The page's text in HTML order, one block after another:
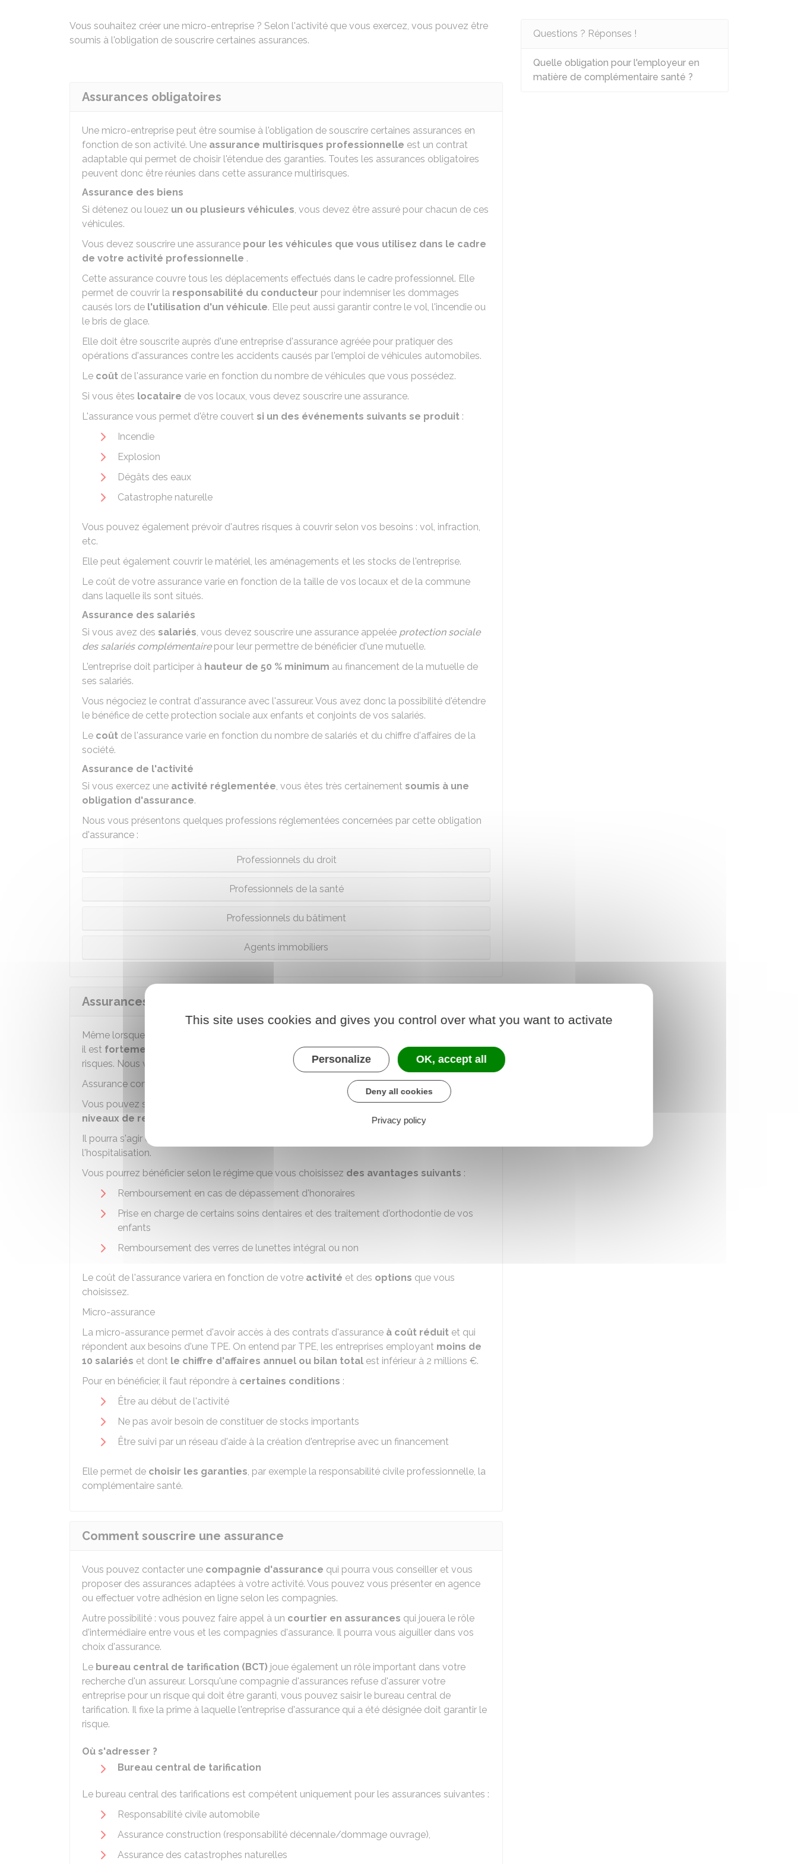
Vous souhaitez créer une micro-entreprise ? Selon l'activité que vous exercez, vous pouvez être
soumis à l'obligation de souscrire certaines assurances.
Assurances obligatoires
Une micro-entreprise peut être soumise à l'obligation de souscrire certaines assurances en
fonction de son activité. Une assurance multirisques professionnelle est un contrat
adaptable qui permet de choisir l'étendue des garanties. Toutes les assurances obligatoires
peuvent donc être réunies dans cette assurance multirisques.
Assurance des biens
Si détenez ou louez un ou plusieurs véhicules, vous devez être assuré pour chacun de ces
véhicules.
Vous devez souscrire une assurance pour les véhicules que vous utilisez dans le cadre
de votre activité professionnelle .
Cette assurance couvre tous les déplacements effectués dans le cadre professionnel. Elle
permet de couvrir la responsabilité du conducteur pour indemniser les dommages
causés lors de l'utilisation d'un véhicule. Elle peut aussi garantir contre le vol, l'incendie ou
le bris de glace.
Elle doit être souscrite auprès d'une entreprise d'assurance agréée pour pratiquer des
opérations d'assurances contre les accidents causés par l'emploi de véhicules automobiles.
Le coût de l'assurance varie en fonction du nombre de véhicules que vous possédez.
Si vous êtes locataire de vos locaux, vous devez souscrire une assurance.
L'assurance vous permet d'être couvert si un des événements suivants se produit :
Incendie
Explosion
Dégâts des eaux
Catastrophe naturelle
Vous pouvez également prévoir d'autres risques à couvrir selon vos besoins : vol, infraction,
etc.
Elle peut également couvrir le matériel, les aménagements et les stocks de l'entreprise.
Le coût de votre assurance varie en fonction de la taille de vos locaux et de la commune
dans laquelle ils sont situés.
Assurance des salariés
Si vous avez des salariés, vous devez souscrire une assurance appelée protection sociale
des salariés complémentairepour leur permettre de bénéficier d'une mutuelle.
L'entreprise doit participer à hauteur de 50 % minimum au financement de la mutuelle de
ses salariés.
Vous négociez le contrat d'assurance avec l'assureur. Vous avez donc la possibilité d'étendre
le bénéfice de cette protection sociale aux enfants et conjoints de vos salariés.
Le coût de l'assurance varie en fonction du nombre de salariés et du chiffre d'affaires de la
société.
Assurance de l'activité
Si vous exercez une activité réglementée, vous êtes très certainement soumis à une
obligation d'assurance.
Nous vous présentons quelques professions réglementées concernées par cette obligation
d'assurance :
Professionnels du droit
Professionnels de la santé
Professionnels du bâtiment
Agents immobiliers
Assurances facultatives
Même lorsque vous n'avez pas l'obligation de vous assurer pour votre activité ou votre local,
il est fortement recommandé de souscrire des assurancespour garantir certains
risques. Nous vous présentons quelques exemples.
Assurance complémentaire santé du micro-entrepreneur
Vous pouvez souscrire une assurance prévoyance santé qui vous permet de sélectionner des
niveaux de remboursements
sur les types de soins que vous choisissez.
Il pourra s'agir des soins de médecine, des équipement dentaires et optiques et de
l'hospitalisation.
Vous pourrez bénéficier selon le régime que vous choisissez des avantages suivants :
Remboursement en cas de dépassement d'honoraires
Prise en charge de certains soins dentaires et des traitement d'orthodontie de vos
enfants
Remboursement des verres de lunettes intégral ou non
Le coût de l'assurance variera en fonction de votre activité et des options que vous
choisissez.
Micro-assurance
La micro-assurance permet d'avoir accès à des contrats d'assurance à coût réduit et qui
répondent aux besoins d'une TPE. On entend par TPE, les entreprises employant moins de
10 salariés et dont le chiffre d'affaires annuel ou bilan total est inférieur à 2 millions €.
Pour en bénéficier, il faut répondre à certaines conditions :
Être au début de l'activité
Ne pas avoir besoin de constituer de stocks importants
Être suivi par un réseau d'aide à la création d'entreprise avec un financement
Elle permet de choisir les garanties, par exemple la responsabilité civile professionnelle, la
complémentaire santé.
Comment souscrire une assurance
Vous pouvez contacter une compagnie d'assurance qui pourra vous conseiller et vous
proposer des assurances adaptées à votre activité. Vous pouvez vous présenter en agence
ou effectuer votre adhésion en ligne selon les compagnies.
Autre possibilité : vous pouvez faire appel à un courtier en assurances qui jouera le rôle
d'intermédiaire entre vous et les compagnies d'assurance. Il pourra vous aiguiller dans vos
choix d'assurance.
Le bureau central de tarification (BCT) joue également un rôle important dans votre
recherche d'un assureur. Lorsqu'une compagnie d'assurances refuse d'assurer votre
entreprise pour un risque qui doit être garanti, vous pouvez saisir le bureau central de
tarification. Il fixe la prime à laquelle l'entreprise d'assurance qui a été désignée doit garantir le
risque.
Où s'adresser ?
Bureau central de tarification
Le bureau central des tarifications est compétent uniquement pour les assurances suivantes :
Responsabilité civile automobile
Assurance construction (responsabilité décennale/dommage ouvrage),
Assurance des catastrophes naturelles
Questions ? Réponses !
Quelle obligation pour l'employeur en
matière de complémentaire santé ?
This site uses cookies and gives you control over what you want to activate
Personalize OK, accept all
Deny all cookies
Privacy policy